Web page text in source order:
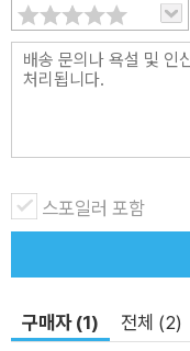
책임을 전가하고, 방사
으며 더 이상의 피해는
공개했다. 게다가 사고
기념 퍼레이드를 강행
념 행사에 참가했다가
에서 “나는 모두를 저주
에게 인사한 우크라이나
는 이처럼 체르노빌 사
능한 경제 성장 목표를
둘러 건설되고, 관리자
스포일러 포함
구매자 (1) 전체 (2)